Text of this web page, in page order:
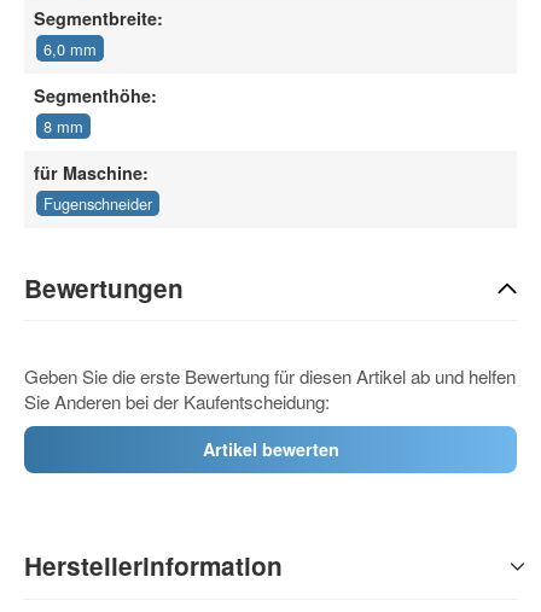
Segmentbreite:
6,0 mm
Segmenthöhe:
8 mm
für Maschine:
Fugenschneider
Bewertungen
Geben Sie die erste Bewertung für diesen Artikel ab und helfen
Sie Anderen bei der Kaufentscheidung:
Artikel bewerten
Herstellerinformation